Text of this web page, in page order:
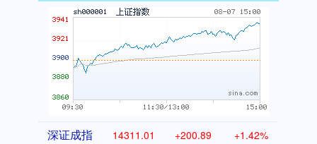
深证成指 14311.01 +200.89 +1.42%